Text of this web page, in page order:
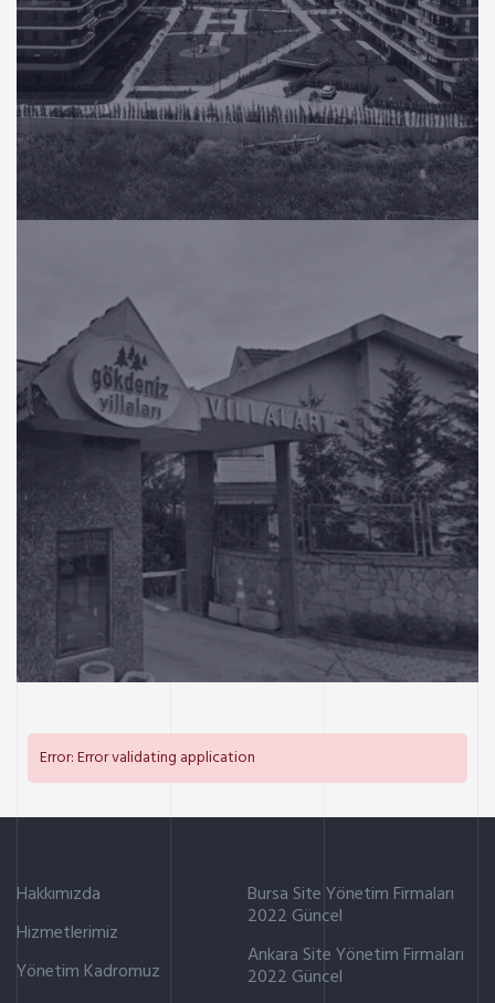
KONUT
Panula Balat Bursa
KONUT
Yeni Gökdeniz Vilları
Error: Error validating application
Hakkımızda
Hizmetlerimiz
Yönetim Kadromuz
Bursa Site Yönetim Firmaları
2022 Güncel
Ankara Site Yönetim Firmaları
2022 Güncel